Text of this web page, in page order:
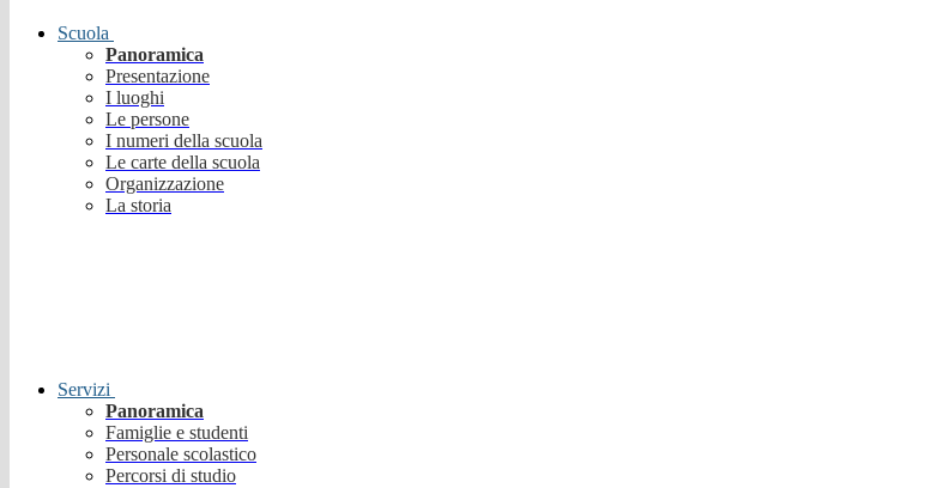
Scuola
Panoramica
Presentazione
I luoghi
Le persone
I numeri della scuola
Le carte della scuola
Organizzazione
La storia
Servizi
Panoramica
Famiglie e studenti
Personale scolastico
Percorsi di studio